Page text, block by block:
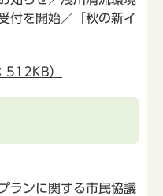
付を開始／「秋の新イ
512KB）
ランに関する市民協議